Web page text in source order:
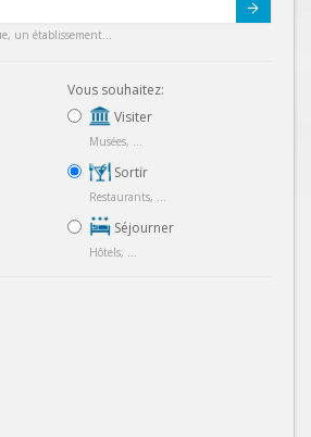
un établissement...
Vous souhaitez:
Visiter
Musées, ...
Sortir
Restaurants, ...
Séjourner
Hôtels, ...